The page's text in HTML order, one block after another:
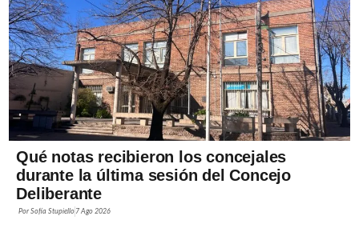
Qué notas recibieron los concejales
durante la última sesión del Concejo
Deliberante
PorSofía Stupiello 7 Ago 2026